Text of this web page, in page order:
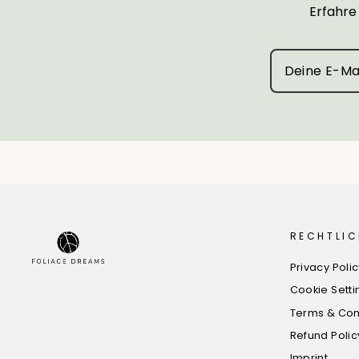
Privacy
Cookie
Terms &
Refund